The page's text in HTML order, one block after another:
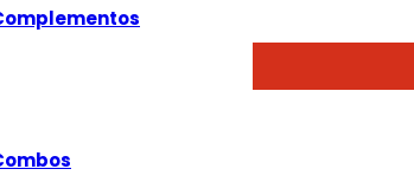
101-15
Av 9 Nte #17A-10